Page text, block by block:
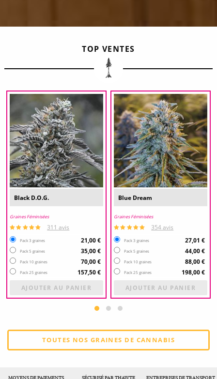
TOP VENTES
Black D.O.G.
Graines Féminisées
311 avis
Pack 3 graines 21,00 €
Pack 5 graines 35,00 €
Pack 10 graines 70,00 €
Pack 25 graines
157,50 €
AJOUTER AU PANIER
Blue Dream
Graines Féminisées
354 avis
Pack 3 graines 27,01 €
Pack 5 graines 44,00 €
Pack 10 graines 88,00 €
Pack 25 graines
198,00 €
AJOUTER AU PANIER
TOUTES NOS GRAINES DE CANNABIS